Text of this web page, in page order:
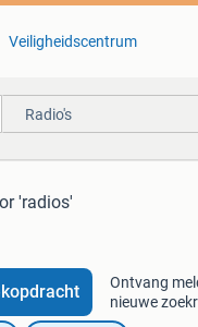
Veiligheidscentrum
Radio's
'radios'
Ontvang
nieuwe